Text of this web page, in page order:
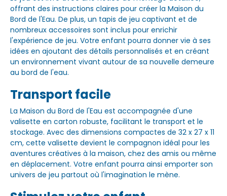
offrant des instructions claires pour créer la Maison du
Bord de l'Eau. De plus, un tapis de jeu captivant et de
nombreux accessoires sont inclus pour enrichir
l'expérience de jeu. Votre enfant pourra donner vie à ses
idées en ajoutant des détails personnalisés et en créant
un environnement vivant autour de sa nouvelle demeure
au bord de l'eau.
Transport facile
La Maison du Bord de l'Eau est accompagnée d'une
valisette en carton robuste, facilitant le transport et le
stockage. Avec des dimensions compactes de 32 x 27 x 11
cm, cette valisette devient le compagnon idéal pour les
aventures créatives à la maison, chez des amis ou même
en déplacement. Votre enfant pourra ainsi emporter son
univers de jeu partout où l'imagination le mène.